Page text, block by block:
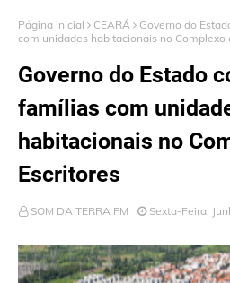
Página inicial CEARÁ
Governo do
com unidades habitacionais no Complexo
Governo do Estado
famílias com
habitacionais no
Escritores
SOM DA TERRA FM Sexta-Feira,